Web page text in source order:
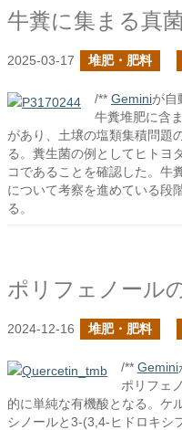
牛糞に集まる真
2025-03-17 堆肥・肥料
/** Geminiが自
牛糞堆肥に含
があり、土壌の塩類集積問題
る。糞生菌の例としてヒトヨ
コであることを確認した。牛
について考察を進めている段
る。
ポリフェノール
2024-12-16 堆肥・肥料
/** Gemini
ポリフェ
的に単純な有機酸となる。ケ
シノールと3-(3,4-ヒドロキシ